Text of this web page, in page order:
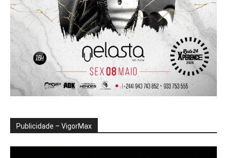
Publicidade – VigorMax